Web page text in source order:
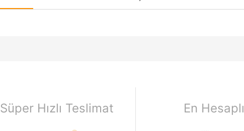
Süper Hızlı Teslimat En Hesaplı